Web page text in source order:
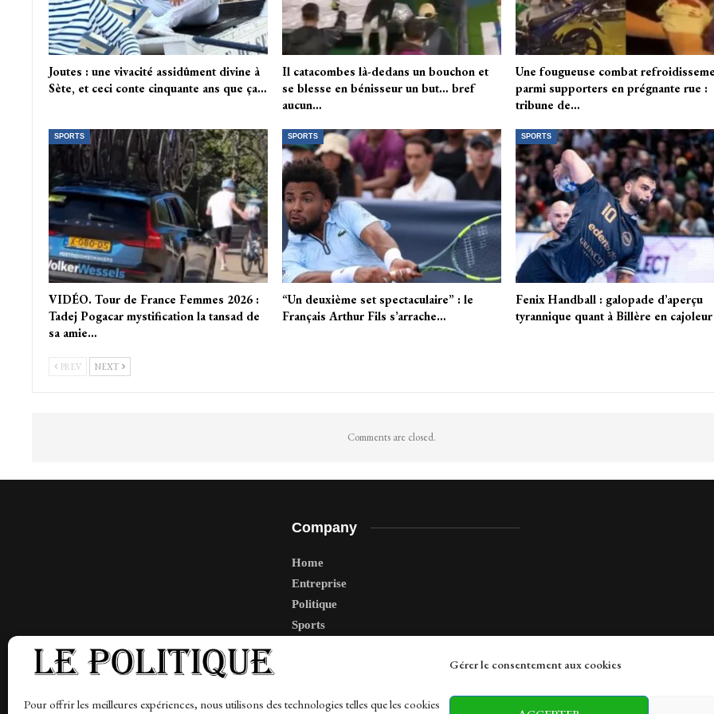
Gérer le consentement aux cookies
Pour offrir les meilleures expériences, nous utilisons des technologies telles que les cookies
Joutes : une vivacité assidûment divine à
Sète, et ceci conte cinquante ans que ça…
Il catacombes là-dedans un bouchon et
se blesse en bénisseur un but… bref
aucun…
Une fougueuse combat
parmi supporters en prégnante rue :
tribune de…
SPORTS
VIDÉO. Tour de France Femmes 2026 :
Tadej Pogacar mystification la tansad de
sa amie…
SPORTS
“Un deuxième set spectaculaire” : le
Français Arthur Fils s’arrache…
SPORTS
Fenix Handball : galopade d’aperçu
tyrannique quant à Billère en cajoleur
PREV NEXT
Comments are closed.
Company
Home
Entreprise
Politique
Sports